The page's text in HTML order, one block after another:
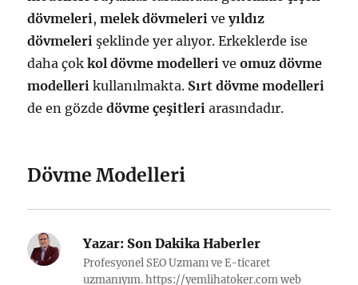
dövmeleri,melek dövmeleri veyıldız
dövmeleri şeklinde yer alıyor. Erkeklerde ise
daha çokkol dövme modelleri veomuz dövme
modelleri kullanılmakta. Sırt dövme modelleri
de en gözdedövme çeşitleri arasındadır.
Dövme Modelleri
Yazar: Son Dakika Haberler
Profesyonel SEO Uzmanı ve E-ticaret
uzmanıyım. https://yemlihatoker.com web